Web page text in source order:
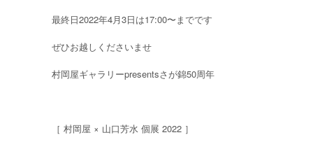
最終日2022年4月3日は17:00〜までです
ぜひお越しくださいませ
村岡屋ギャラリーpresentsさが錦50周年
［ 村岡屋 × 山口芳水 個展 2022 ］